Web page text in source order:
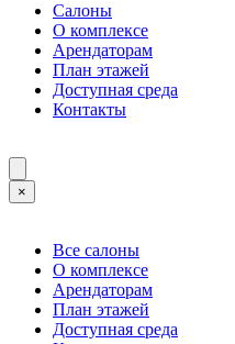
Салоны
О комплексе
Арендаторам
План этажей
Доступная среда
Контакты
×
Все салоны
О комплексе
Арендаторам
План этажей
Доступная среда